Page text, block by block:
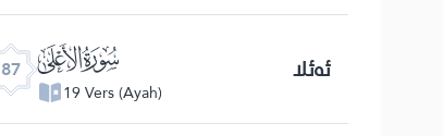
87 ﰄ
19 Vers (Ayah)
ئەئلا